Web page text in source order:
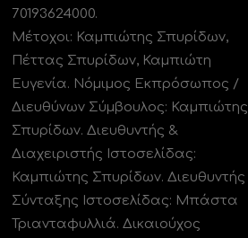
70193624000.
Μέτοχοι: Καμπιώτης Σπυρίδων,
Πέττας Σπυρίδων, Καμπιώτη
Ευγενία. Νόμιμος Εκπρόσωπος /
Διευθύνων Σύμβουλος: Καμπιώτης
Σπυρίδων. Διευθυντής &
Διαχειριστής Ιστοσελίδας:
Καμπιώτης Σπυρίδων. Διευθυντής
Σύνταξης Ιστοσελίδας: Μπάστα
Τριανταφυλλιά. Δικαιούχος